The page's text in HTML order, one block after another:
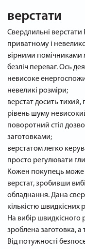
верстати
Свердлильні
приватному і
вірними помічниками
безліч переваг. Ось
невисоке
невеликі розміри;
верстат досить тихий,
рівень шуму
поворотний стіл
заготовками;
верстатом легко
просто регулювати
Кожен покупець може
верстат, зробивши
обладнання. Дана
кількістю
На вибір швидкісного
зроблена заготовка, а
Від потужності